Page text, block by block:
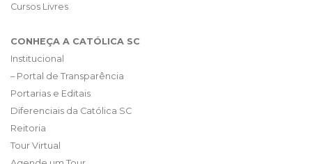
Cursos Livres
CONHEÇA A CATÓLICA SC
Institucional
– Portal de Transparência
Portarias e Editais
Diferenciais da Católica SC
Reitoria
Tour Virtual